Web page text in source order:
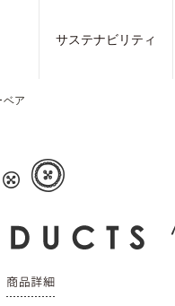
サステナビリティ
ベア